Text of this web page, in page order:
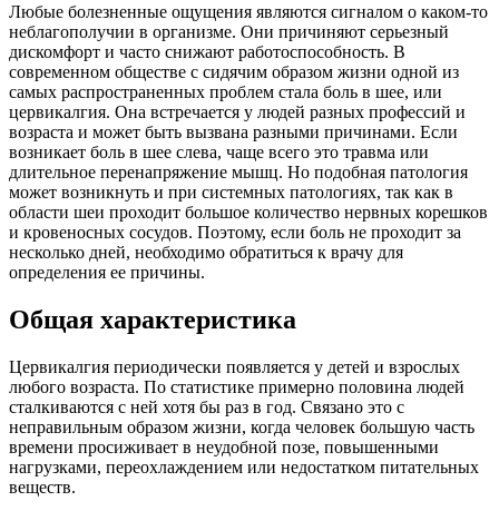
Любые болезненные ощущения являются сигналом о каком-то
неблагополучии в организме. Они причиняют серьезный
дискомфорт и часто снижают работоспособность. В
современном обществе с сидячим образом жизни одной из
самых распространенных проблем стала боль в шее, или
цервикалгия. Она встречается у людей разных профессий и
возраста и может быть вызвана разными причинами. Если
возникает боль в шее слева, чаще всего это травма или
длительное перенапряжение мышц. Но подобная патология
может возникнуть и при системных патологиях, так как в
области шеи проходит большое количество нервных корешков
и кровеносных сосудов. Поэтому, если боль не проходит за
несколько дней, необходимо обратиться к врачу для
определения ее причины.
Общая характеристика
Цервикалгия периодически появляется у детей и взрослых
любого возраста. По статистике примерно половина людей
сталкиваются с ней хотя бы раз в год. Связано это с
неправильным образом жизни, когда человек большую часть
времени просиживает в неудобной позе, повышенными
нагрузками, переохлаждением или недостатком питательных
веществ.